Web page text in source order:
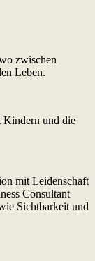
zwischen
Leben.
Kindern und die
mit Leidenschaft
Consultant
Sichtbarkeit und